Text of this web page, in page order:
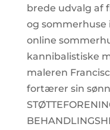
brede udvalg af
og sommerhuse
online
kannibalistiske
maleren
fortærer sin sønn